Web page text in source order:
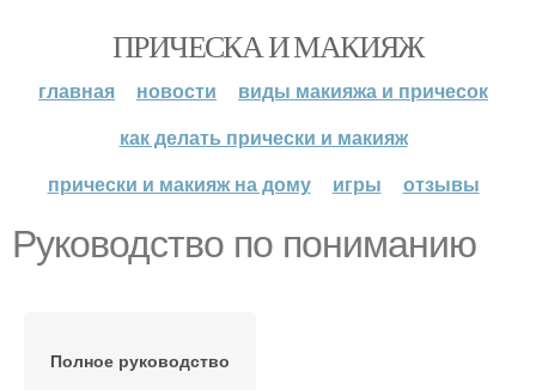
ПРИЧЕСКА И МАКИЯЖ
главная новости
виды макияжа и причесок
как делать прически и макияж
прически и макияж на дому
игры отзывы
Руководство по пониманию
Полное руководство